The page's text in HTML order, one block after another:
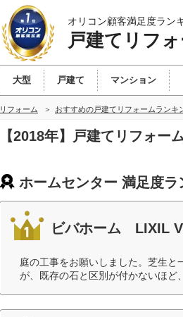
オリコン顧客満足度ラン
戸建てリフ
大型 戸建て マンション
リフォーム おすすめの戸建てリフォームランキ
【2018年】戸建てリフォー
ホームセンター 満足度ラ
ビバホーム LIXIL
庭の工事をお願いしました。芝生と
が、既存の石と区別が付かないほど